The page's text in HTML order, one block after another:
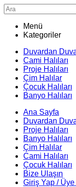
Menü
Kategoriler
Duvardan
Cami Halıları
Proje Halıları
Çim Halılar
Çocuk Halıları
Banyo Halıları
Ana Sayfa
Duvardan
Proje Halıları
Banyo Halıları
Çim Halılar
Cami Halıları
Çocuk Halıları
Bize Ulaşın
Giriş Yap / Üye